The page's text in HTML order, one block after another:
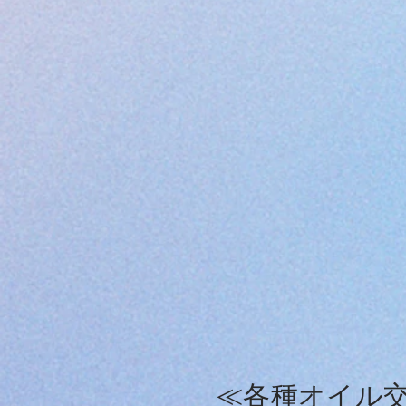
≪各種オイル